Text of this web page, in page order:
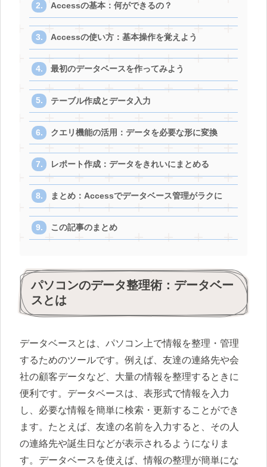
Accessの基本：何ができるの？
Accessの使い方：基本操作を覚えよう
最初のデータベースを作ってみよう
テーブル作成とデータ入力
クエリ機能の活用：データを必要な形に変換
レポート作成：データをきれいにまとめる
まとめ：Accessでデータベース管理がラクに
この記事のまとめ
パソコンのデータ整理術：データベー
スとは
データベースとは、パソコン上で情報を整理・管理
するためのツールです。例えば、友達の連絡先や会
社の顧客データなど、大量の情報を整理するときに
便利です。データベースは、表形式で情報を入力
し、必要な情報を簡単に検索・更新することができ
ます。たとえば、友達の名前を入力すると、その人
の連絡先や誕生日などが表示されるようになりま
す。データベースを使えば、情報の整理が簡単にな